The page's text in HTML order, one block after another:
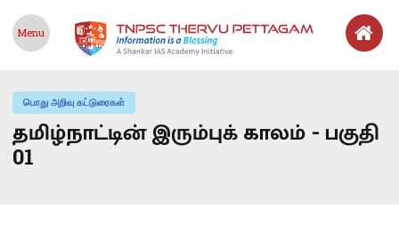
Menu
பொது அறிவு கட்டுரைகள்
தமிழ்நாட்டின் இரும்புக் காலம் - பகுதி
01